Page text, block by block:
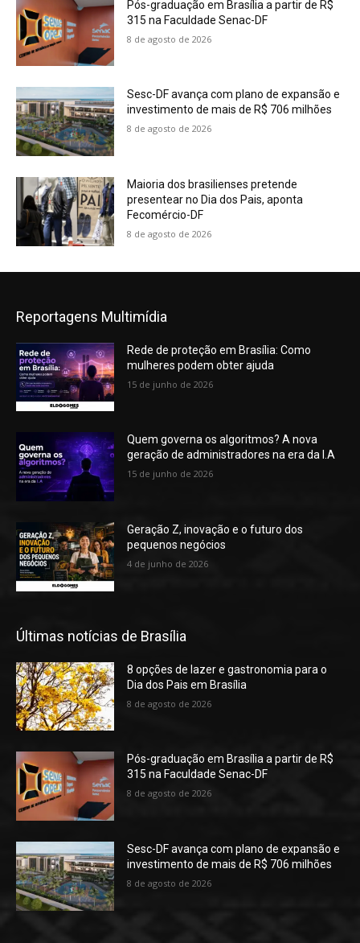
Pós-graduação em Brasília a partir de R$
315 na Faculdade Senac-DF
8 de agosto de 2026
Sesc-DF avança com plano de expansão e
investimento de mais de R$ 706 milhões
8 de agosto de 2026
Maioria dos brasilienses pretende
presentear no Dia dos Pais, aponta
Fecomércio-DF
8 de agosto de 2026
Reportagens Multimídia
Rede de proteção em Brasília: Como
mulheres podem obter ajuda
15 de junho de 2026
Quem governa os algoritmos? A nova
geração de administradores na era da I.A
15 de junho de 2026
Geração Z, inovação e o futuro dos
pequenos negócios
4 de junho de 2026
Últimas notícias de Brasília
8 opções de lazer e gastronomia para o
Dia dos Pais em Brasília
8 de agosto de 2026
Pós-graduação em Brasília a partir de R$
315 na Faculdade Senac-DF
8 de agosto de 2026
Sesc-DF avança com plano de expansão e
investimento de mais de R$ 706 milhões
8 de agosto de 2026